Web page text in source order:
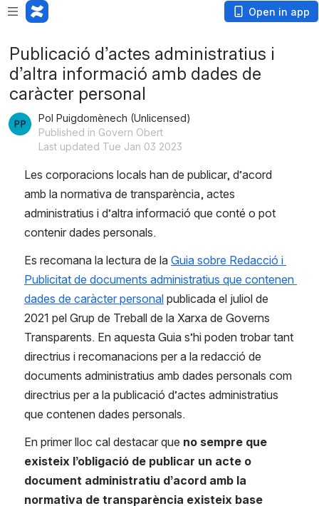
Open in app
Publicació d’actes administratius i
d’altra informació amb dades de
caràcter personal
Pol Puigdomènech (Unlicensed)
Published in Govern Obert
Last updated Tue Jan 03 2023
Les corporacions locals han de publicar, d’acord
amb la normativa de transparència, actes
administratius i d’altra informació que conté o pot
contenir dades personals.
Es recomana la lectura de la Guia sobre Redacció i
Publicitat de documents administratius que contenen
dades de caràcter personal publicada el juliol de
2021 pel Grup de Treball de la Xarxa de Governs
Transparents. En aquesta Guia s’hi poden trobar tant
directrius i recomanacions per a la redacció de
documents administratius amb dades personals com
directrius per a la publicació d’actes administratius
que contenen dades personals.
En primer lloc cal destacar que no sempre que
existeix l’obligació de publicar un acte o
document administratiu d’acord amb la
normativa de transparència existeix base